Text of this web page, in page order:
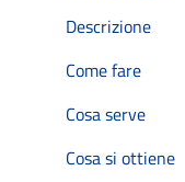
Descrizione
Come fare
Cosa serve
Cosa si ottiene